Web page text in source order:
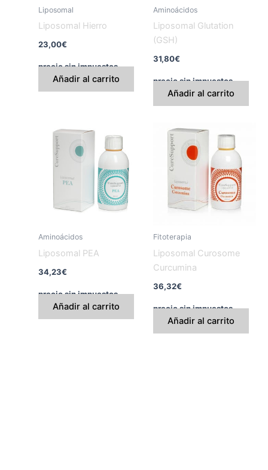
Liposomal
Liposomal Hierro
23,00€
precio sin impuestos
Añadir al carrito
Aminoácidos
Liposomal Glutation
(GSH)
31,80€
precio sin impuestos
Añadir al carrito
Aminoácidos
Liposomal PEA
34,23€
precio sin impuestos
Añadir al carrito
Fitoterapia
Liposomal Curosome
Curcumina
36,32€
precio sin impuestos
Añadir al carrito